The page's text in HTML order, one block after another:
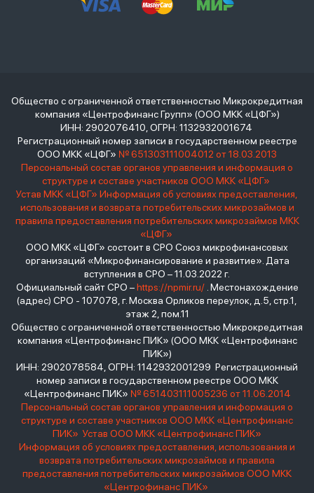
Общество с ограниченной ответственностью Микрокредитная
компания «Центрофинанс Групп» (ООО МКК «ЦФГ»)
ИНН: 2902076410, ОГРН: 1132932001674
Регистрационный номер записи в государственном реестре
ООО МКК «ЦФГ» № 651303111004012 от 18.03.2013
Персональный состав органов управления и информация о
структуре и составе участников ООО МКК «ЦФГ»
Устав МКК «ЦФГ» Информация об условиях предоставления,
использования и возврата потребительских микрозаймов и
правила предоставления потребительских микрозаймов МКК
«ЦФГ»
ООО МКК «ЦФГ» состоит в СРО Союз микрофинансовых
организаций «Микрофинансирование и развитие». Дата
вступления в СРО – 11.03.2022 г.
Официальный сайт СРО –https://npmir.ru/. Местонахождение
(адрес) СРО - 107078, г. Москва Орликов переулок, д.5, стр.1,
этаж 2, пом.11
Общество с ограниченной ответственностью Микрокредитная
компания «Центрофинанс ПИК» (ООО МКК «Центрофинанс
ПИК»)
ИНН: 2902078584, ОГРН: 1142932001299 Регистрационный
номер записи в государственном реестре ООО МКК
«Центрофинанс ПИК» № 651403111005236 от 11.06.2014
Персональный состав органов управления и информация о
структуре и составе участников ООО МКК «Центрофинанс
ПИК» Устав ООО МКК «Центрофинанс ПИК»
Информация об условиях предоставления, использования и
возврата потребительских микрозаймов и правила
предоставления потребительских микрозаймов ООО МКК
«Центрофинанс ПИК»